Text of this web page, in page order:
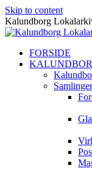
Skip to content
Kalundborg
FORSIDE